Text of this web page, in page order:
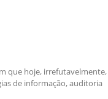
que hoje, irrefutavelmente,
de informação, auditoria